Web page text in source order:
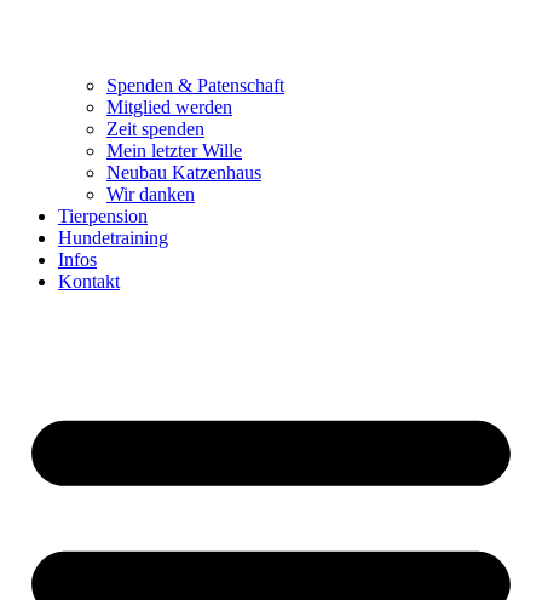
Spenden & Patenschaft
Mitglied werden
Zeit spenden
Mein letzter Wille
Neubau Katzenhaus
Wir danken
Tierpension
Hundetraining
Infos
Kontakt